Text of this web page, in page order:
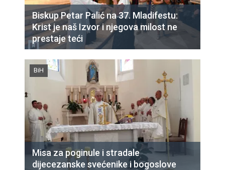
Biskup Petar Palić na 37. Mladifestu:
Krist je naš Izvor i njegova milost ne
prestaje teći
BiH
Misa za poginule i stradale
dijecezanske svećenike i bogoslove